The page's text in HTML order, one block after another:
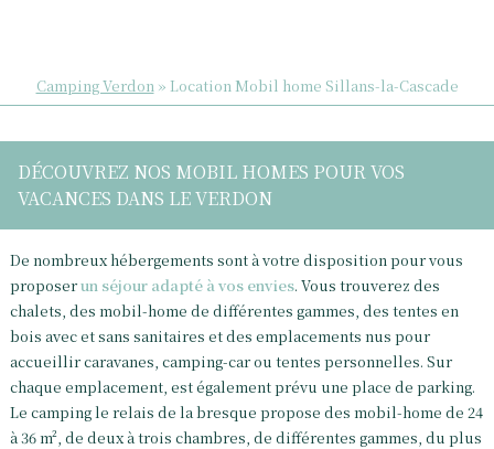
Camping Verdon» Location Mobil home Sillans-la-Cascade
DÉCOUVREZ NOS MOBIL HOMES POUR VOS
VACANCES DANS LE VERDON
De nombreux hébergements sont à votre disposition pour vous
proposerun séjour adapté à vos envies. Vous trouverez des
chalets, des mobil-home de différentes gammes, des tentes en
bois avec et sans sanitaires et des emplacements nus pour
accueillir caravanes, camping-car ou tentes personnelles. Sur
chaque emplacement, est également prévu une place de parking.
Le camping le relais de la bresque propose des mobil-home de 24
à 36 m², de deux à trois chambres, de différentes gammes, du plus